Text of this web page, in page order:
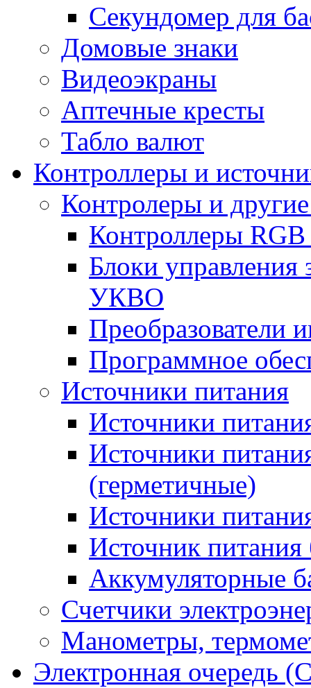
Секундомер для
Домовые знаки
Видеоэкраны
Аптечные кресты
Табло валют
Контроллеры и
Контролеры и
Контроллеры
Блоки
УКВО
Преобразователи
Программное
Источники питания
Источники
Источники
(герметичные)
Источники
Источник
Аккумуляторные
Счетчики
Манометры,
Электронная очередь